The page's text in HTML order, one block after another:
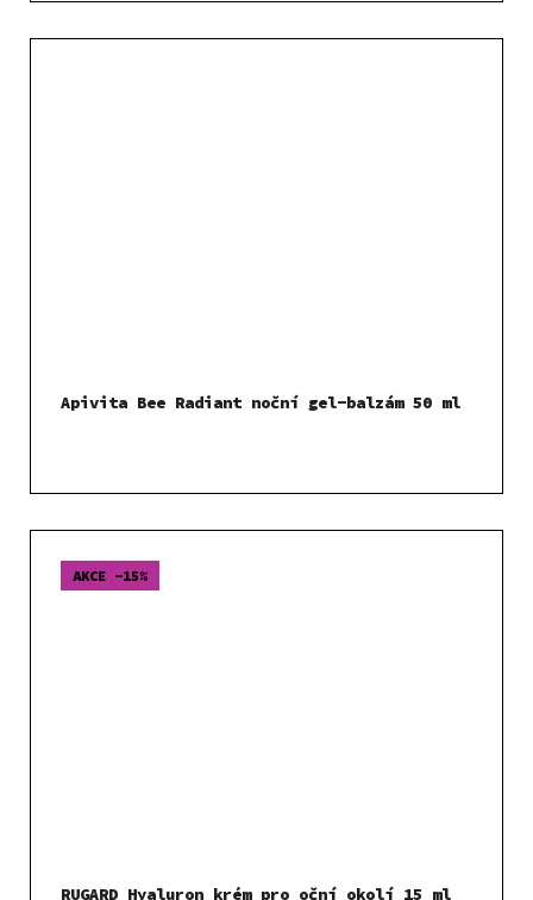
Apivita Bee Radiant noční gel-balzám 50 ml
AKCE -15%
RUGARD Hyaluron krém pro oční okolí 15 ml